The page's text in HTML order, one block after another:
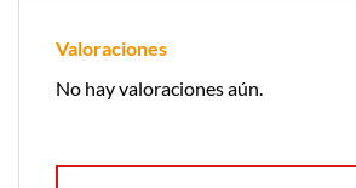
Valoraciones
No hay valoraciones aún.